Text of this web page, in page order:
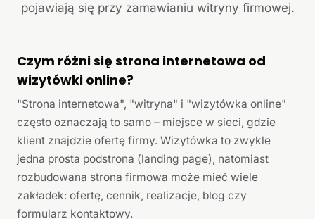
pojawiają się przy zamawianiu witryny firmowej.
Czym różni się strona internetowa od
wizytówki online?
"Strona internetowa", "witryna" i "wizytówka online"
często oznaczają to samo – miejsce w sieci, gdzie
klient znajdzie ofertę firmy. Wizytówka to zwykle
jedna prosta podstrona (landing page), natomiast
rozbudowana strona firmowa może mieć wiele
zakładek: ofertę, cennik, realizacje, blog czy
formularz kontaktowy.